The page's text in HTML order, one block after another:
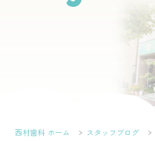
西村歯科 ホーム スタッフブログ